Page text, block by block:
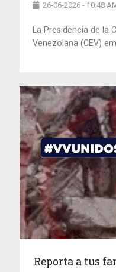
26-06-2026 - 10:48
La Presidencia de la
Venezolana (CEV)
Reporta a tus